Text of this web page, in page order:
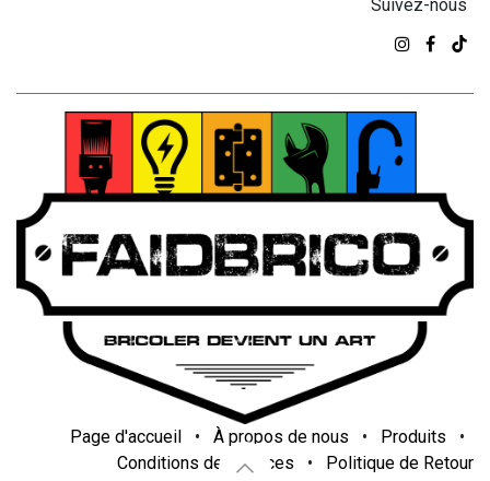
Suivez-nous
Page d'accueil • À propos de nous • Produits
•
Conditions de services
• Politique de Retour